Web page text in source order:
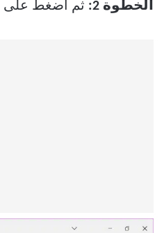
الخطوة 2: ثم اضغط على